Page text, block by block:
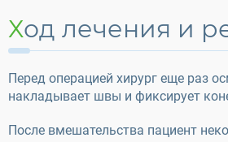
Ход лечения и
Перед операцией хирург еще раз
накладывает швы и фиксирует
После вмешательства пациент